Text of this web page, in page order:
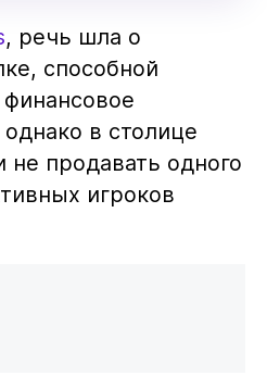
, речь шла о
способной
в столице
не продавать одного
игроков